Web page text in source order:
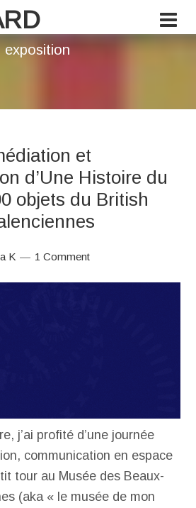
exposition
et
d’Une Histoire du
objets du British
K 1 Comment
j’ai profité d’une journée
communication en espace
tour au Musée des Beaux-
(aka « le musée de mon